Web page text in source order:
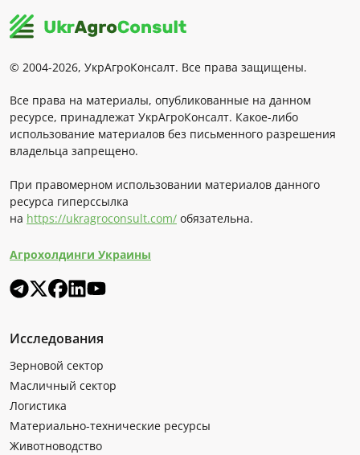
© 2004-2026, УкрАгроКонсалт. Все права защищены.
Все права на материалы, опубликованные на данном
ресурсе, принадлежат УкрАгроКонсалт. Какое-либо
использование материалов без письменного разрешения
владельца запрещено.
При правомерном использовании материалов данного
ресурса гиперссылка
на https://ukragroconsult.com/ обязательна.
Агрохолдинги Украины
Исследования
Зерновой сектор
Масличный сектор
Логистика
Материально-технические ресурсы
Животноводство